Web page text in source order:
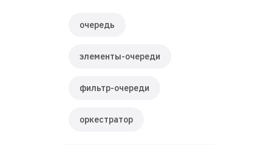
очередь
элементы-очереди
фильтр-очереди
оркестратор